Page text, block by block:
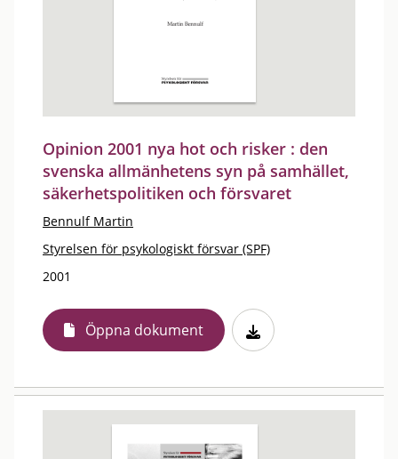
Opinion 2001 nya hot och risker : den
svenska allmänhetens syn på samhället,
säkerhetspolitiken och försvaret
Bennulf Martin
Styrelsen för psykologiskt försvar (SPF)
2001
Öppna dokument